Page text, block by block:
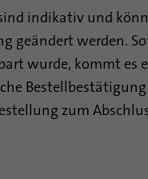
indikativ und
geändert werden.
wurde, kommt es
zum
Tage
Speichert im Falle einer
Sprache den Wert der
nächsten Besuch direkt
Tag
Dieses Cookie wird von Google
Das Cookie wird
darüber zu
eine Website nutzen,